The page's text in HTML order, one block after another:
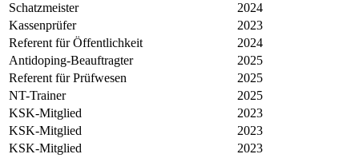
Schatzmeister
2024
Kassenprüfer
2023
Referent für Öffentlichkeit
2024
Antidoping-Beauftragter
2025
Referent für Prüfwesen
2025
NT-Trainer
2025
KSK-Mitglied
2023
KSK-Mitglied
2023
KSK-Mitglied
2023